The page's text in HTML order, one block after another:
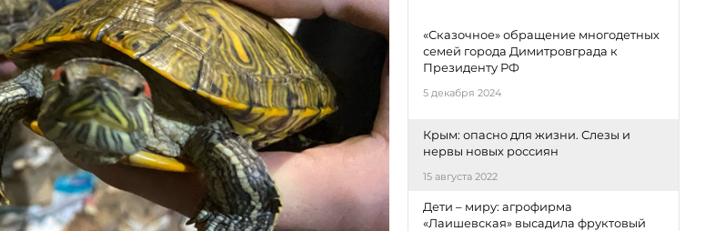
«Сказочное» обращение многодетных
семей города Димитровграда к
Президенту РФ
5 декабря 2024
Крым: опасно для жизни. Слезы и
нервы новых россиян
15 августа 2022
Дети – миру: агрофирма
«Лаишевская» высадила фруктовый